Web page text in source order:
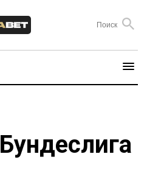
Бундеслига